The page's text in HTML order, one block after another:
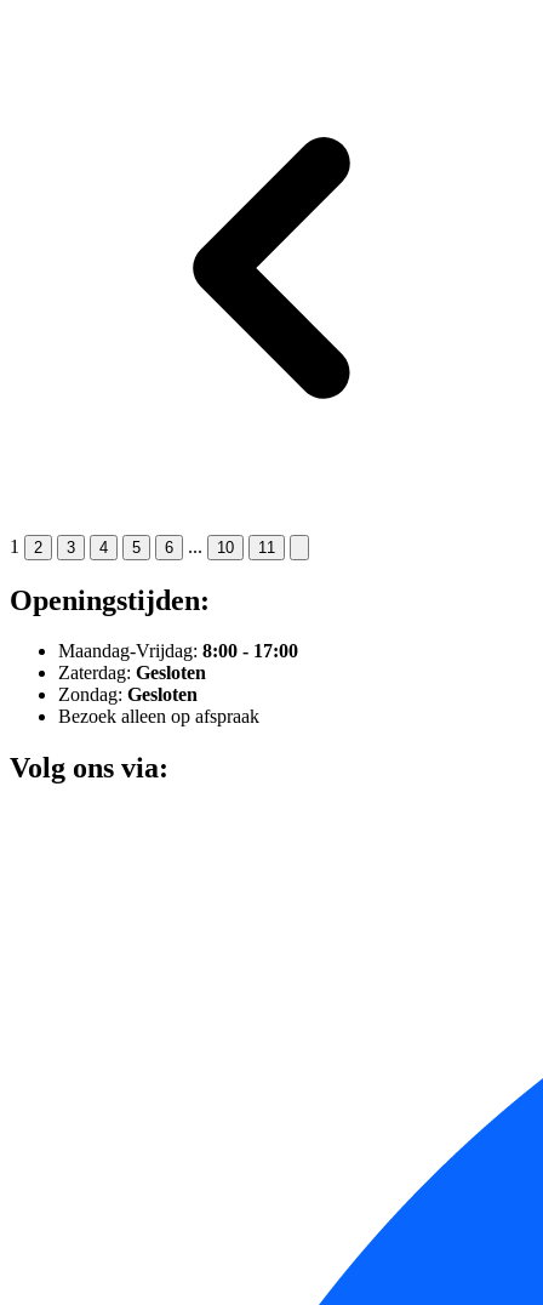
1 2 3 4 5 6 ... 10 11
Openingstijden:
Maandag-Vrijdag: 8:00 - 17:00
Zaterdag: Gesloten
Zondag: Gesloten
Bezoek alleen op afspraak
Volg ons via: